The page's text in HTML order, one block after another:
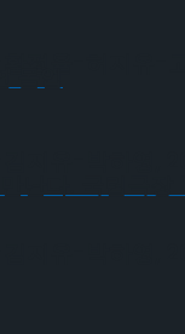
유-박하영,
난다. 국립극장